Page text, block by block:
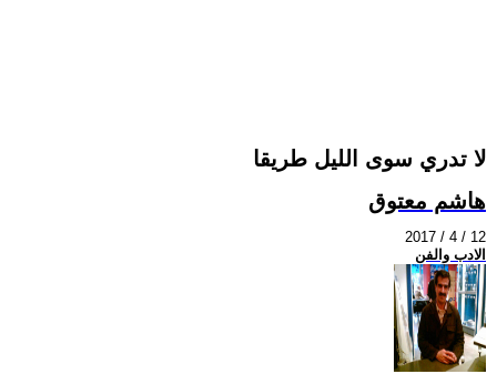
لا تدري سوى الليل طريقا
هاشم معتوق
2017 / 4 / 12
الادب والفن